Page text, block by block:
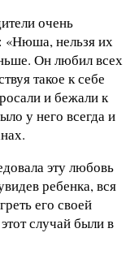
очень
«Нюша, нельзя их
Он любил всех
такое к себе
и бежали к
у него всегда и
эту любовь
ребенка, вся
его своей
случай были в